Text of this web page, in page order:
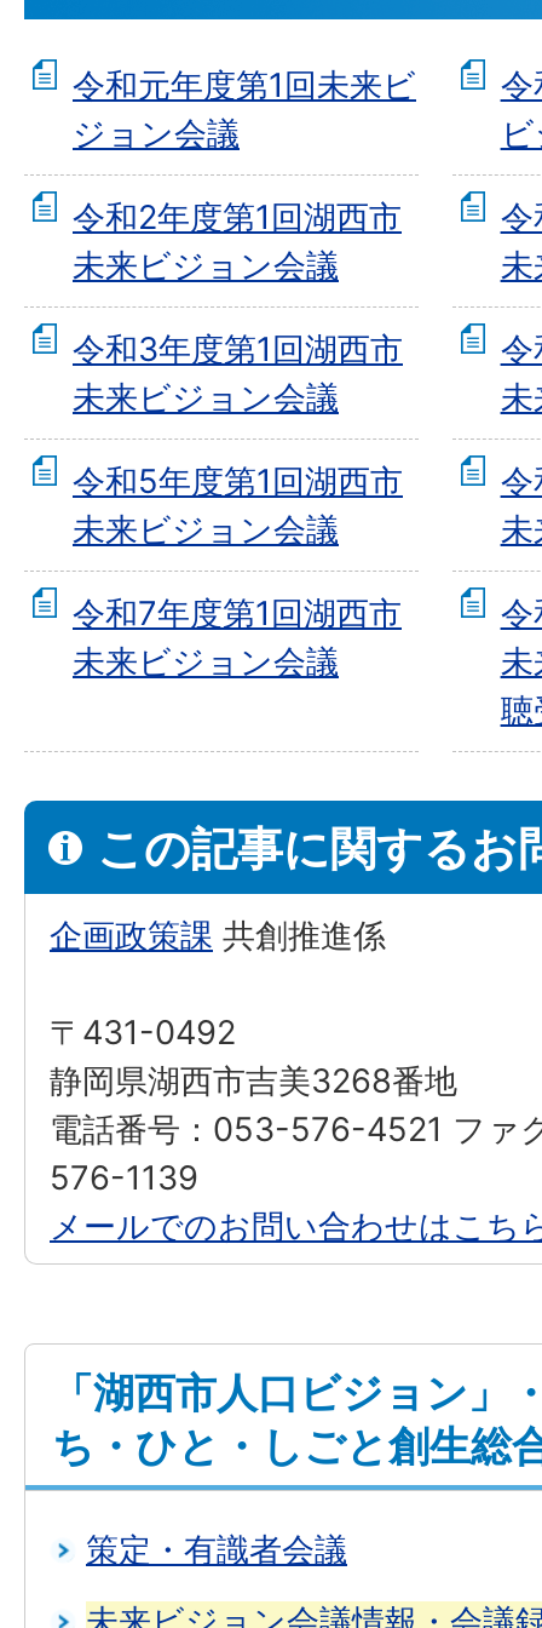
令和元年度第1回未来ビ
ジョン会議
令
令和2年度第1回湖西市
未来ビジョン会議
令
未
令和3年度第1回湖西市
未来ビジョン会議
令
未
令和5年度第1回湖西市
未来ビジョン会議
令
未
令和7年度第1回湖西市
未来ビジョン会議
令
未
聴
この記事に関するお
企画政策課 共創推進係
〒431-0492
静岡県湖西市吉美3268番地
電話番号：053-576-4521 ファ
576-1139
メールでのお問い合わせはこち
「湖西市人口ビジョン」
ち・ひと・しごと創生総
策定・有識者会議